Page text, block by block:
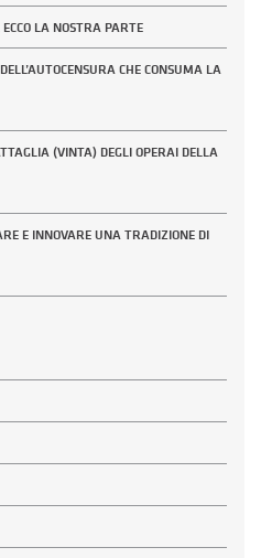
LA NOSTRA PARTE
CHE CONSUMA LA
(VINTA) DEGLI OPERAI DELLA
E INNOVARE UNA TRADIZIONE DI